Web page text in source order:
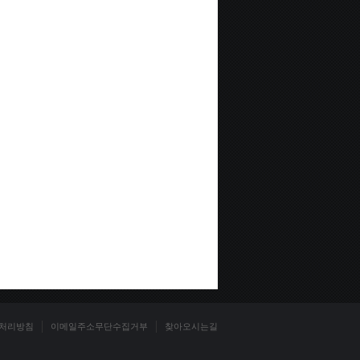
리방침 이메일주소무단수집거부 찾아오시는길